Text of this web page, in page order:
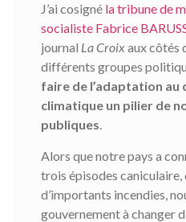
J’ai cosigné la tribune de
socialiste Fabrice
journal La Croixaux côtés
différents groupes
faire de l’adaptation au
climatique un pilier de
publiques.
Alors que notre pays a
trois épisodes caniculaire,
d’importants incendies,
gouvernement à changer